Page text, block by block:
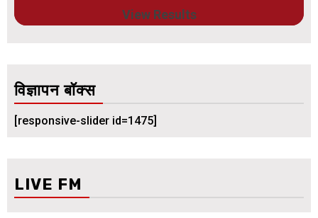
View Results
विज्ञापन बॉक्स
[responsive-slider id=1475]
LIVE FM